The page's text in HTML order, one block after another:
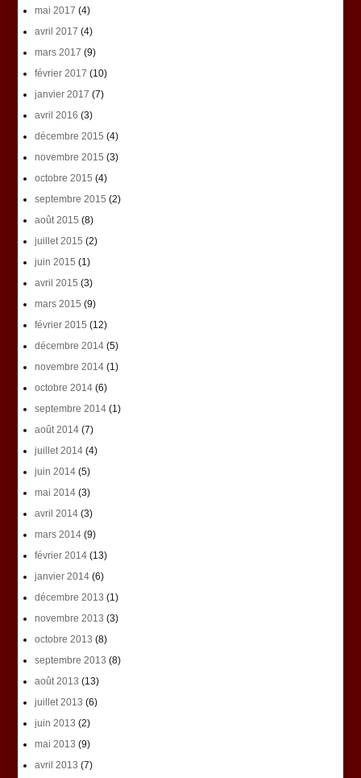
mai 2017 (4)
avril 2017 (4)
mars 2017 (9)
février 2017 (10)
janvier 2017 (7)
avril 2016 (3)
décembre 2015 (4)
novembre 2015 (3)
octobre 2015 (4)
septembre 2015 (2)
août 2015 (8)
juillet 2015 (2)
juin 2015 (1)
avril 2015 (3)
mars 2015 (9)
février 2015 (12)
décembre 2014(5)
novembre 2014(1)
octobre 2014(6)
septembre 2014(1)
août 2014(7)
juillet 2014(4)
juin 2014(5)
mai 2014(3)
avril 2014(3)
mars 2014(9)
février 2014(13)
janvier 2014(6)
décembre 2013 (1)
novembre 2013 (3)
octobre 2013 (8)
septembre 2013 (8)
août 2013 (13)
juillet 2013 (6)
juin 2013 (2)
mai 2013 (9)
avril 2013 (7)